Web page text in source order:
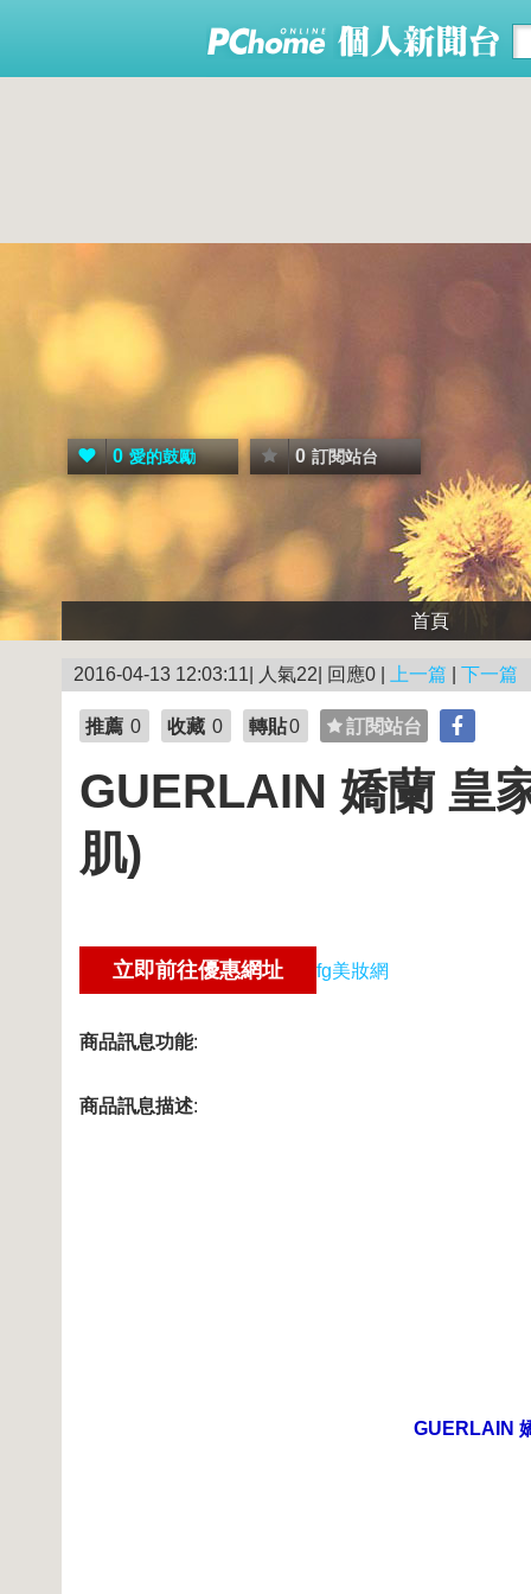
0 愛的鼓勵 0 訂閱站台
首頁
2016-04-13 12:03:11| 人氣22| 回應0 | 上一篇 下一篇
推薦 0 收藏 0 轉貼0 訂閱站台
GUERLAIN 嬌蘭 皇
肌)
fg美妝網
商品訊息功能:
商品訊息描述:
GUERLAIN